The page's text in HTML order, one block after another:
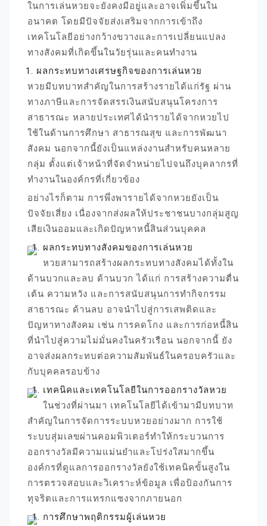
ในการเล่นหวยจะยังคงมีอยู่และอาจเพิ่มขึ้นใน
อนาคต โดยมีปัจจัยส่งเสริมจากการเข้าถึง
เทคโนโลยีอย่างกว้างขวางและการเปลี่ยนแปลง
ทางสังคมที่เกิดขึ้นในวัยรุ่นและคนทำงาน
ผลกระทบทางเศรษฐกิจของการเล่นหวย
หวยมีบทบาทสำคัญในการสร้างรายได้แก่รัฐ ผ่าน
ทางภาษีและการจัดสรรเงินสนับสนุนโครงการ
สาธารณะ หลายประเทศได้นำรายได้จากหวยไป
ใช้ในด้านการศึกษา สาธารณสุข และการพัฒนา
สังคม นอกจากนี้ยังเป็นแหล่งงานสำหรับคนหลาย
กลุ่ม ตั้งแต่เจ้าหน้าที่จัดจำหน่ายไปจนถึงบุคลากรที่
ทำงานในองค์กรที่เกี่ยวข้อง
อย่างไรก็ตาม การพึ่งพารายได้จากหวยยังเป็น
ปัจจัยเสี่ยง เนื่องจากส่งผลให้ประชาชนบางกลุ่มสูญ
เสียเงินออมและเกิดปัญหาหนี้สินส่วนบุคคล
ผลกระทบทางสังคมของการเล่นหวย
หวยสามารถสร้างผลกระทบทางสังคมได้ทั้งใน
ด้านบวกและลบ ด้านบวก ได้แก่ การสร้างความตื่น
เต้น ความหวัง และการสนับสนุนการทำกิจกรรม
สาธารณะ ด้านลบ อาจนำไปสู่การเสพติดและ
ปัญหาทางสังคม เช่น การคดโกง และการก่อหนี้สิน
ที่นำไปสู่ความไม่มั่นคงในครัวเรือน นอกจากนี้ ยัง
อาจส่งผลกระทบต่อความสัมพันธ์ในครอบครัวและ
กับบุคคลรอบข้าง
เทคนิคและเทคโนโลยีในการออกรางวัลหวย
ในช่วงที่ผ่านมา เทคโนโลยีได้เข้ามามีบทบาท
สำคัญในการจัดการระบบหวยอย่างมาก การใช้
ระบบสุ่มเลขผ่านคอมพิวเตอร์ทำให้กระบวนการ
ออกรางวัลมีความแม่นยำและโปร่งใสมากขึ้น
องค์กรที่ดูแลการออกรางวัลยังใช้เทคนิคขั้นสูงใน
การตรวจสอบและวิเคราะห์ข้อมูล เพื่อป้องกันการ
ทุจริตและการแทรกแซงจากภายนอก
การศึกษาพฤติกรรมผู้เล่นหวย